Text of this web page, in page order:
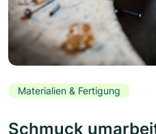
Materialien & Fertigung
Schmuck